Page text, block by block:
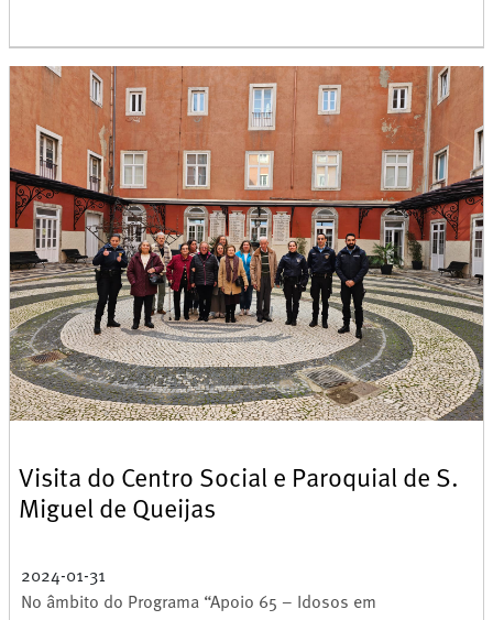
Visita do Centro Social e Paroquial de S.
Miguel de Queijas
2024-01-31
No âmbito do Programa “Apoio 65 – Idosos em